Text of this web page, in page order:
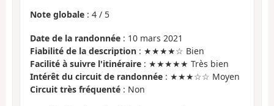
Note globale : 4 / 5
Date de la randonnée : 10 mars 2021
Fiabilité de la description : ★★★★☆ Bien
Facilité à suivre l'itinéraire : ★★★★★ Très bien
Intérêt du circuit de randonnée : ★★★☆☆ Moyen
Circuit très fréquenté : Non